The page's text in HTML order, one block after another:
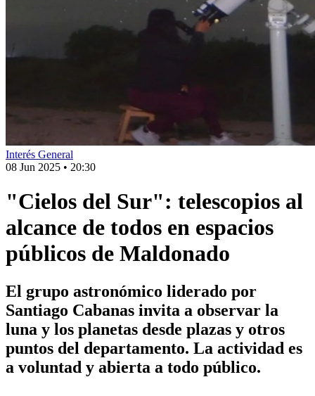
Interés General
08 Jun 2025 • 20:30
"Cielos del Sur": telescopios al
alcance de todos en espacios
públicos de Maldonado
El grupo astronómico liderado por
Santiago Cabanas invita a observar la
luna y los planetas desde plazas y otros
puntos del departamento. La actividad es
a voluntad y abierta a todo público.